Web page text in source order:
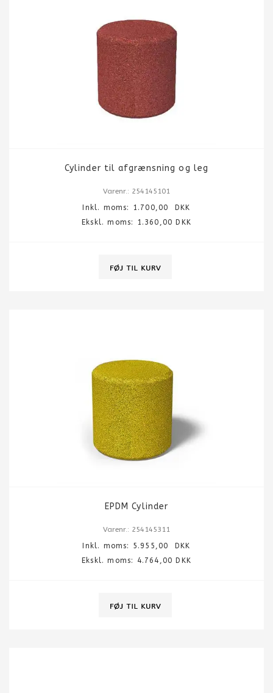
Cylinder til afgrænsning og leg
Varenr.: 254145101
Inkl. moms: 1.700,00
DKK
Ekskl. moms: 1.360,00 DKK
EPDM Cylinder
Varenr.: 254145311
Inkl. moms: 5.955,00
DKK
Ekskl. moms: 4.764,00 DKK